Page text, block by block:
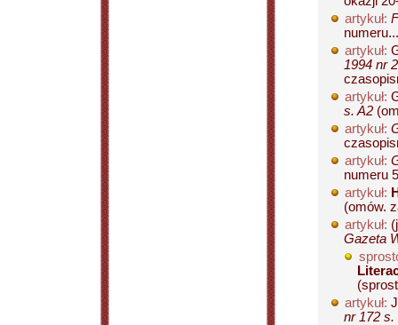
artykuł:
artykuł:
1994 nr
artykuł:
s. A2
artykuł:
artykuł:
numeru
artykuł:
(omów.
artykuł:
Gazeta
artykuł:
nr 172 s.